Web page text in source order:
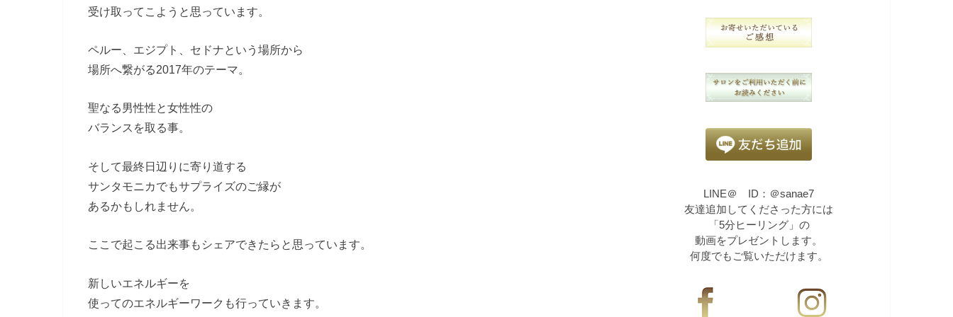
受け取ってこようと思っています。
ペルー、エジプト、セドナという場所から
場所へ繋がる2017年のテーマ。
聖なる男性性と女性性の
バランスを取る事。
そして最終日辺りに寄り道する
サンタモニカでもサプライズのご縁が
あるかもしれません。
ここで起こる出来事もシェアできたらと思っています。
新しいエネルギーを
使ってのエネルギーワークも行っていきます。
LINE＠ ID：＠sanae7
友達追加してくださった方には
「5分ヒーリング」の
動画をプレゼントします。
何度でもご覧いただけます。